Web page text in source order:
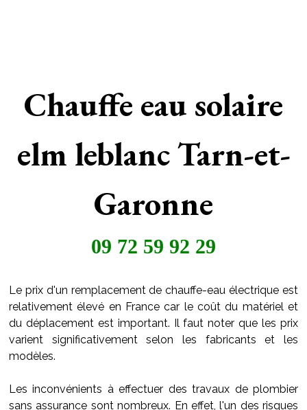
Chauffe eau solaire
elm leblanc Tarn-et-
Garonne
09 72 59 92 29
Le prix d'un remplacement de chauffe-eau électrique est
relativement élevé en France car le coût du matériel et
du déplacement est important. Il faut noter que les prix
varient significativement selon les fabricants et les
modèles.
Les inconvénients à effectuer des travaux de plombier
sans assurance sont nombreux. En effet, l'un des risques